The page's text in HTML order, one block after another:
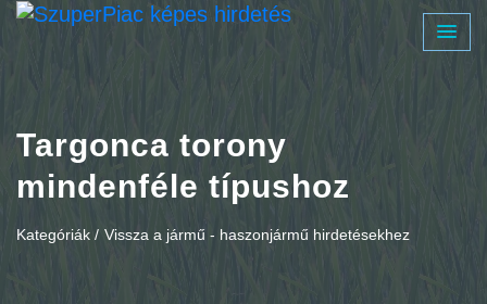
Targonca torony
mindenféle típushoz
Kategóriák / Vissza a jármű - haszonjármű hirdetésekhez